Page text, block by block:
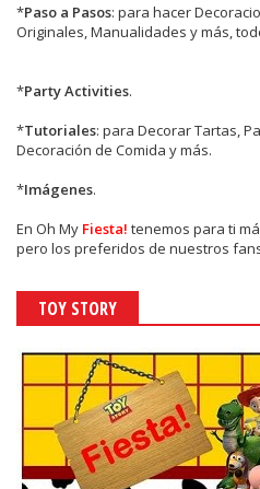
*Paso a Pasos: para hacer
Originales, Manualidades y más,
*Party Activities.
*Tutoriales: para Decorar Tartas,
Decoración de Comida y más.
*Imágenes.
En Oh My Fiesta! tenemos para ti
pero los preferidos de nuestros
TOY STORY